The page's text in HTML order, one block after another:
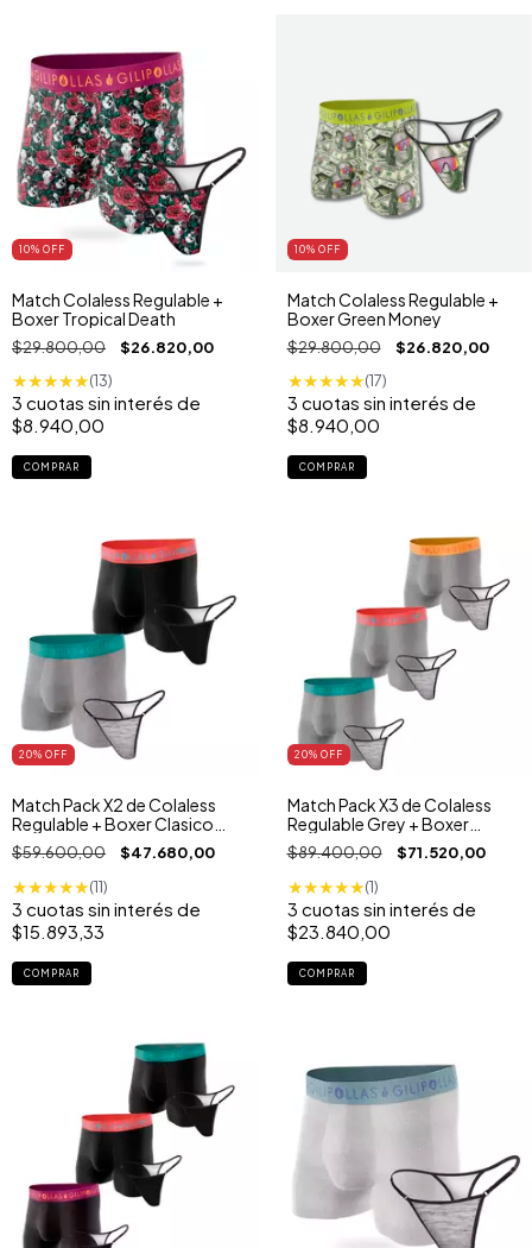
10% OFF
Match Colaless Regulable +
Boxer Tropical Death
$29.800,00 $26.820,00
★★★★★(13)
3 cuotas sin interés de
$8.940,00
COMPRAR
10% OFF
Match Colaless Regulable +
Boxer Green Money
$29.800,00 $26.820,00
★★★★★(17)
3 cuotas sin interés de
$8.940,00
COMPRAR
20% OFF
Match Pack X2 de Colaless
Regulable + Boxer Clasico
Black Grey
$59.600,00 $47.680,00
★★★★★(11)
3 cuotas sin interés de
$15.893,33
COMPRAR
20% OFF
Match Pack X3 de Colaless
Regulable Grey + Boxer
Clasico Gris
$89.400,00 $71.520,00
★★★★★(1)
3 cuotas sin interés de
$23.840,00
COMPRAR